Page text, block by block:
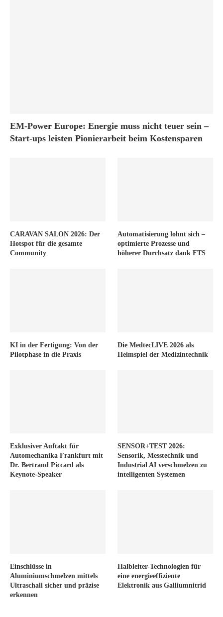
EM-Power Europe: Energie muss nicht teuer sein –
Start-ups leisten Pionierarbeit beim Kostensparen
CARAVAN SALON 2026: Der
Hotspot für die gesamte
Community
Automatisierung lohnt sich –
optimierte Prozesse und
höherer Durchsatz dank FTS
KI in der Fertigung: Von der
Pilotphase in die Praxis
Die MedtecLIVE 2026 als
Heimspiel der Medizintechnik
Exklusiver Auftakt für
Automechanika Frankfurt mit
Dr. Bertrand Piccard als
Keynote-Speaker
SENSOR+TEST 2026:
Sensorik, Messtechnik und
Industrial AI verschmelzen zu
intelligenten Systemen
Einschlüsse in
Aluminiumschmelzen mittels
Ultraschall sicher und präzise
erkennen
Halbleiter-Technologien für
eine energieeffiziente
Elektronik aus Galliumnitrid